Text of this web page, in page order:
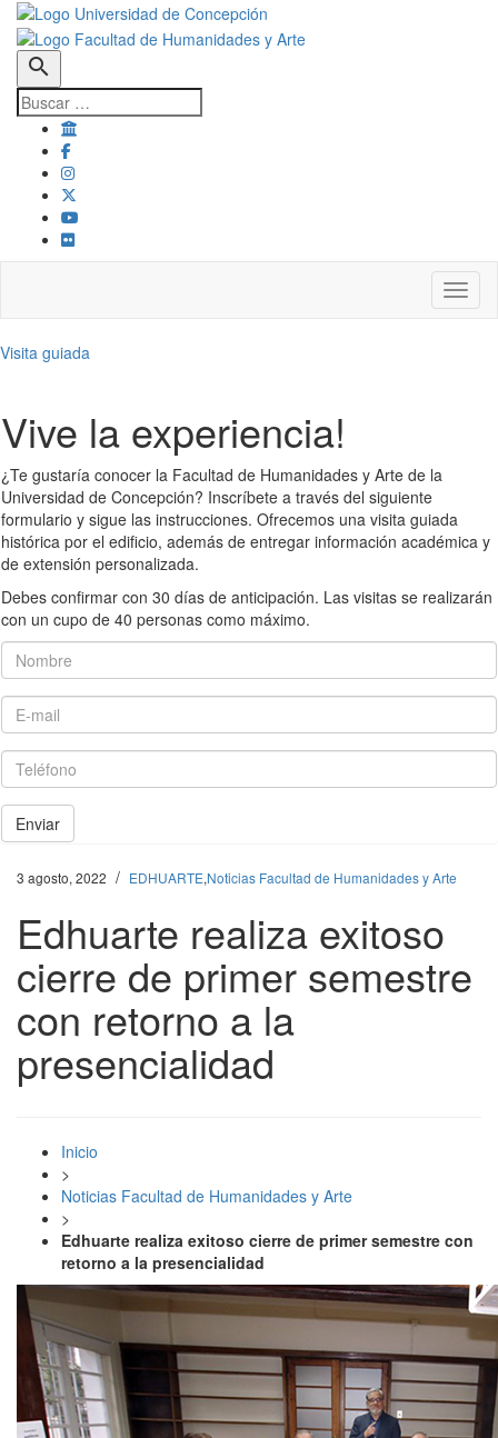
search
Visita guiada
Vive la experiencia!
¿Te gustaría conocer la Facultad de Humanidades y Arte de la
Universidad de Concepción? Inscríbete a través del siguiente
formulario y sigue las instrucciones. Ofrecemos una visita guiada
histórica por el edificio, además de entregar información académica y
de extensión personalizada.
Debes confirmar con 30 días de anticipación. Las visitas se realizarán
con un cupo de 40 personas como máximo.
Nombre
E-mail
Teléfono
Enviar
3 agosto, 2022 / EDHUARTE,Noticias Facultad de Humanidades y Arte
Edhuarte realiza exitoso
cierre de primer semestre
con retorno a la
presencialidad
Inicio
>
Noticias Facultad de Humanidades y Arte
>
Edhuarte realiza exitoso cierre de primer semestre con
retorno a la presencialidad